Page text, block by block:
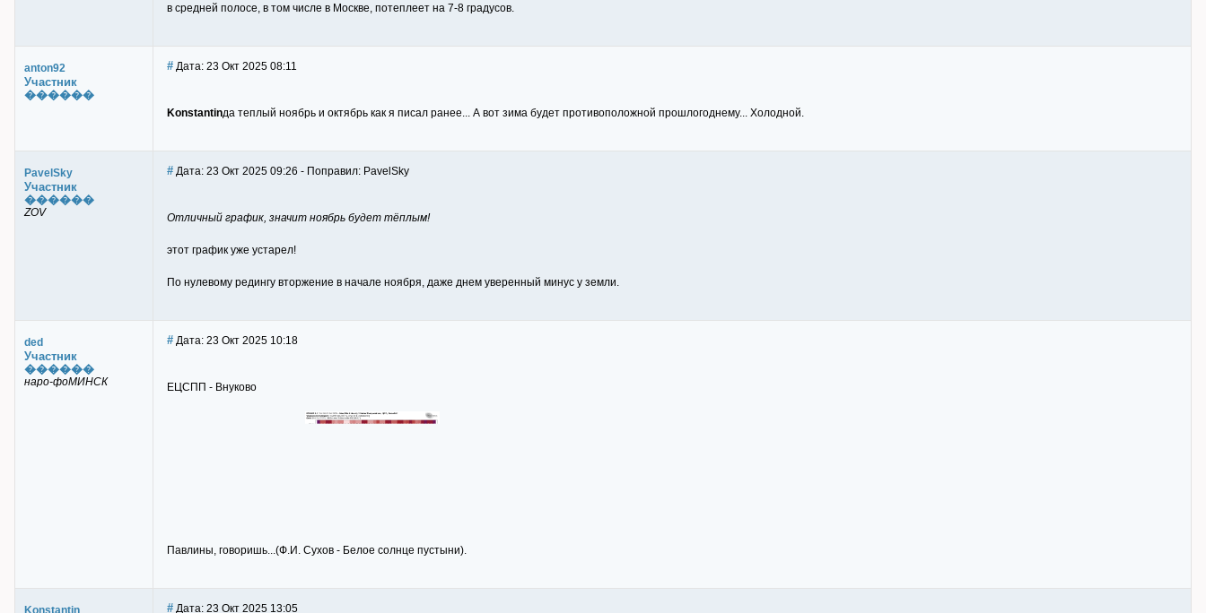
в средней полосе, в том числе в Москве, потеплеет на 7-8 градусов.
anton92
Участник
������
# Дата: 23 Окт 2025 08:11
Konstantinда теплый ноябрь и октябрь как я писал ранее... А вот зима будет противоположной прошлогоднему... Холодной.
PavelSky
Участник
������
ZOV
# Дата: 23 Окт 2025 09:26 - Поправил: PavelSky
Отличный график, значит ноябрь будет тёплым!
этот график уже устарел!
По нулевому редингу вторжение в начале ноября, даже днем уверенный минус у земли.
ded
Участник
������
наро-фоМИНСК
# Дата: 23 Окт 2025 10:18
ЕЦСПП - Внуково
Павлины, говоришь...(Ф.И. Сухов - Белое солнце пустыни).
Konstantin # Дата: 23 Окт 2025 13:05